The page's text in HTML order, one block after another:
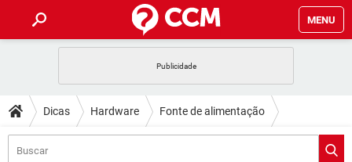
MENU
CELULAR FACEBOOK
DICAS
JOGOS
CELULAR
DOWNLOADS
Dicas Hardware Fonte de alimentação